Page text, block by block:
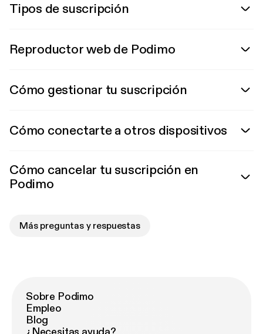
Tipos de suscripción
Reproductor web de Podimo
Cómo gestionar tu suscripción
Cómo conectarte a otros dispositivos
Cómo cancelar tu suscripción en
Podimo
Más preguntas y respuestas
Sobre Podimo
Empleo
Blog